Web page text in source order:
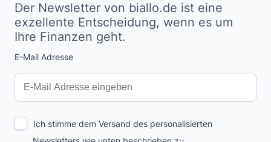
Der Newsletter von biallo.de ist eine
exzellente Entscheidung, wenn es um
Ihre Finanzen geht.
E-Mail Adresse
Interests
Amount
Ich stimme dem Versand des personalisierten